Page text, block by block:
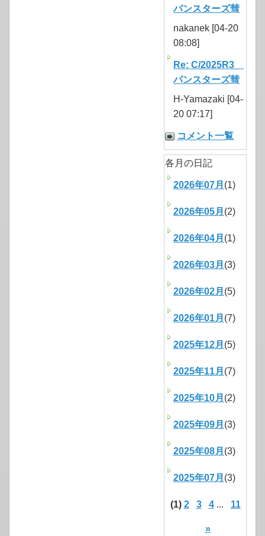
パンスターズ彗
nakanek [04-20
08:08]
Re: C/2025R3
パンスターズ彗
H-Yamazaki [04-
20 07:17]
コメント一覧
各月の日記
2026年07月 (1)
2026年05月 (2)
2026年04月 (1)
2026年03月 (3)
2026年02月 (5)
2026年01月 (7)
2025年12月 (5)
2025年11月 (7)
2025年10月 (2)
2025年09月 (3)
2025年08月 (3)
2025年07月 (3)
(1) 2 3 4... 11
»